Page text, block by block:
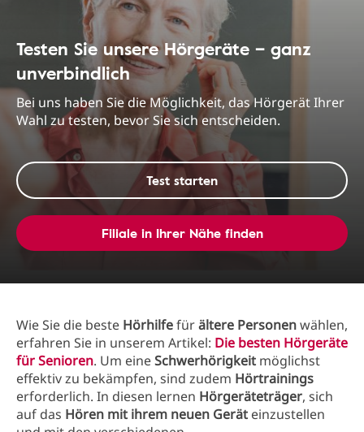
Testen Sie unsere Hörgeräte – ganz
unverbindlich
Bei uns haben Sie die Möglichkeit, das Hörgerät Ihrer
Wahl zu testen, bevor Sie sich entscheiden.
Test starten
Filiale in Ihrer Nähe finden
Wie Sie die beste Hörhilfefürältere Personenwählen,
erfahren Sie in unserem Artikel: Die besten Hörgeräte
für Senioren. Um eineSchwerhörigkeit möglichst
effektiv zu bekämpfen, sind zudem Hörtrainings
erforderlich. In diesen lernen Hörgeräteträger, sich
auf das Hören mit ihrem neuen Gerät einzustellen